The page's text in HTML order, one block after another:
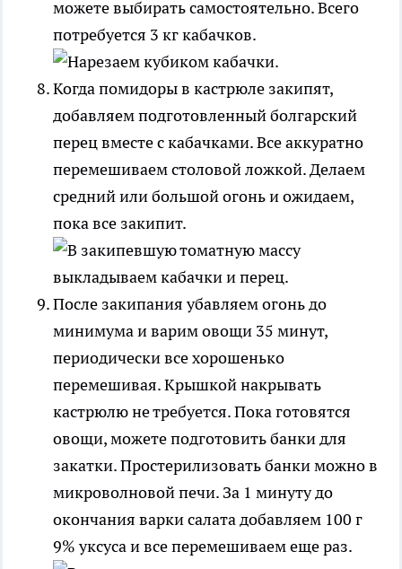
можете выбирать самостоятельно. Всего
потребуется 3 кг кабачков.
Когда помидоры в кастрюле закипят,
добавляем подготовленный болгарский
перец вместе с кабачками. Все аккуратно
перемешиваем столовой ложкой. Делаем
средний или большой огонь и ожидаем,
пока все закипит.
После закипания убавляем огонь до
минимума и варим овощи 35 минут,
периодически все хорошенько
перемешивая. Крышкой накрывать
кастрюлю не требуется. Пока готовятся
овощи, можете подготовить банки для
закатки. Простерилизовать банки можно в
микроволновой печи. За 1 минуту до
окончания варки салата добавляем 100 г
9% уксуса и все перемешиваем еще раз.